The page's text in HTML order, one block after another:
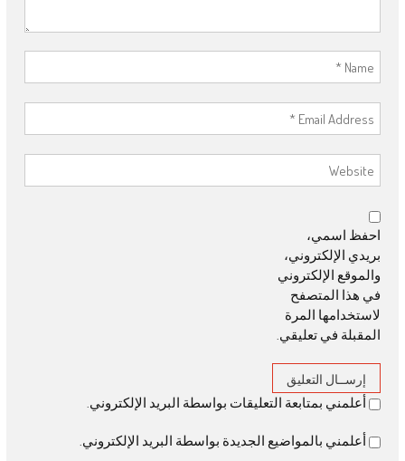
احفظ اسمي،
بريدي الإلكتروني،
والموقع الإلكتروني
في هذا المتصفح
لاستخدامها المرة
المقبلة في تعليقي.
أعلمني بمتابعة التعليقات بواسطة البريد الإلكتروني.
أعلمني بالمواضيع الجديدة بواسطة البريد الإلكتروني.